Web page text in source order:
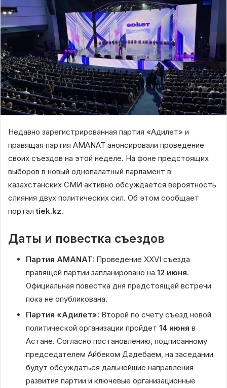
Недавно зарегистрированная партия «Адилет» и
правящая партия AMANAT анонсировали проведение
своих съездов на этой неделе. На фоне предстоящих
выборов в новый однопалатный парламент в
казахстанских СМИ активно обсуждается вероятность
слияния двух политических сил. Об этом сообщает
порталtiek.kz.
Даты и повестка съездов
Партия AMANAT: Проведение XXVI съезда
правящей партии запланировано на 12 июня.
Официальная повестка дня предстоящей встречи
пока не опубликована.
Партия «Адилет»: Второй по счету съезд новой
политической организации пройдет 14 июня в
Астане. Согласно постановлению, подписанному
председателем Айбеком Дадебаем, на заседании
будут обсуждаться дальнейшие направления
развития партии и ключевые организационные